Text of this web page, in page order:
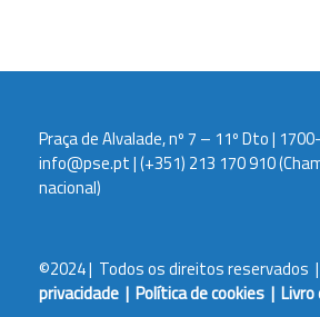
Praça de Alvalade, nº 7 – 11º Dto |
info@pse.pt|(+351) 213 170 910
nacional)
©2024 | Todos os direitos reservados |
privacidade | Política de cookies | Livro